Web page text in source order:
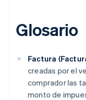
Glosario
Factura
creadas por el
comprador las
monto de
Australia
English
Austria
Deutsch English